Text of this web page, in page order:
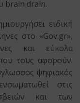
brain drain.
ειδική
στο «Gov.gr»,
και εύκολα
τους αφορούν.
ψηφιακός
στις
και των